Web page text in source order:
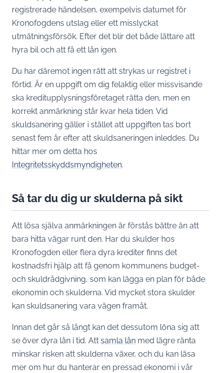
registrerade händelsen, exempelvis datumet för
Kronofogdens utslag eller ett misslyckat
utmätningsförsök. Efter det blir det både lättare att
hyra bil och att få ett lån igen.
Du har däremot ingen rätt att strykas ur registret i
förtid. Är en uppgift om dig felaktig eller missvisande
ska kreditupplysningsföretaget rätta den, men en
korrekt anmärkning står kvar hela tiden. Vid
skuldsanering gäller i stället att uppgiften tas bort
senast fem år efter att skuldsaneringen inleddes. Du
hittar mer om detta hos
Integritetsskyddsmyndigheten.
Så tar du dig ur skulderna på sikt
Att lösa själva anmärkningen är förstås bättre än att
bara hitta vägar runt den. Har du skulder hos
Kronofogden eller flera dyra krediter finns det
kostnadsfri hjälp att få genom kommunens budget-
och skuldrådgivning, som kan lägga en plan för både
ekonomin och skulderna. Vid mycket stora skulder
kan skuldsanering vara vägen framåt.
Innan det går så långt kan det dessutom löna sig att
se över dyra lån i tid. Att samla lån med lägre ränta
minskar risken att skulderna växer, och du kan läsa
mer om hur du hanterar en pressad ekonomi i vår